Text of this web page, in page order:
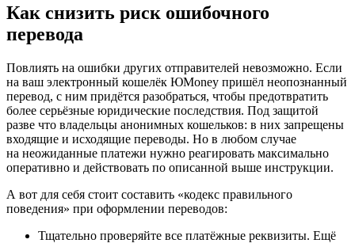
Как снизить риск ошибочного
перевода
Повлиять на ошибки других отправителей невозможно. Если
на ваш электронный кошелёк ЮMoney пришёл неопознанный
перевод, с ним придётся разобраться, чтобы предотвратить
более серьёзные юридические последствия. Под защитой
разве что владельцы анонимных кошельков: в них запрещены
входящие и исходящие переводы. Но в любом случае
на неожиданные платежи нужно реагировать максимально
оперативно и действовать по описанной выше инструкции.
А вот для себя стоит составить «кодекс правильного
поведения» при оформлении переводов:
Тщательно проверяйте все платёжные реквизиты. Ещё